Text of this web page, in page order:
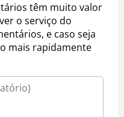
têm muito valor
o serviço do
e caso seja
mais rapidamente